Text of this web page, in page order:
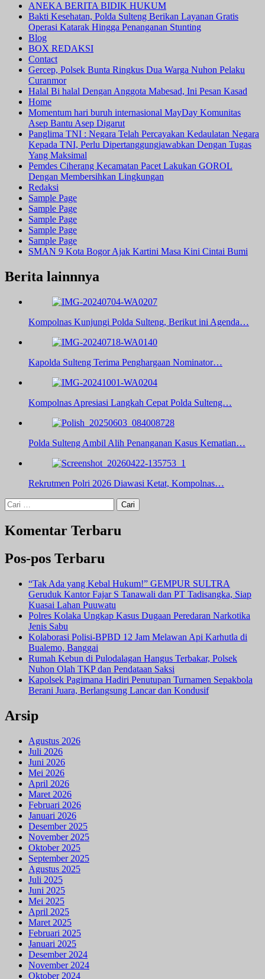
ANEKA BERITA BIDIK HUKUM
Bakti Kesehatan, Polda Sulteng Berikan Layanan Gratis
Operasi Katarak Hingga Penanganan Stunting
Blog
BOX REDAKSI
Contact
Gercep, Polsek Bunta Ringkus Dua Warga Nuhon Pelaku
Curanmor
Halal Bi halal Dengan Anggota Mabesad, Ini Pesan Kasad
Home
Momentum hari buruh internasional MayDay Komunitas
Asep Bantu Asep Digarut
Panglima TNI : Negara Telah Percayakan Kedaulatan Negara
Kepada TNI, Perlu Dipertanggungjawabkan Dengan Tugas
Yang Maksimal
Pemdes Ciherang Kecamatan Pacet Lakukan GOROL
Dengan Membersihkan Lingkungan
Redaksi
Sample Page
Sample Page
Sample Page
Sample Page
Sample Page
SMAN 9 Kota Bogor Ajak Kartini Masa Kini Cintai Bumi
Berita lainnnya
Kompolnas Kunjungi Polda Sulteng, Berikut ini Agenda…
Kapolda Sulteng Terima Penghargaan Nominator…
Kompolnas Apresiasi Langkah Cepat Polda Sulteng…
Polda Sulteng Ambil Alih Penanganan Kasus Kematian…
Rekrutmen Polri 2026 Diawasi Ketat, Kompolnas…
Cari
untuk:
Komentar Terbaru
Pos-pos Terbaru
“Tak Ada yang Kebal Hukum!” GEMPUR SULTRA
Geruduk Kantor Fajar S Tanawali dan PT Tadisangka, Siap
Kuasai Lahan Puuwatu
Polres Kolaka Ungkap Kasus Dugaan Peredaran Narkotika
Jenis Sabu
Kolaborasi Polisi-BPBD 12 Jam Melawan Api Karhutla di
Bualemo, Banggai
Rumah Kebun di Pulodalagan Hangus Terbakar, Polsek
Nuhon Olah TKP dan Pendataan Saksi
Kapolsek Pagimana Hadiri Penutupan Turnamen Sepakbola
Berani Juara, Berlangsung Lancar dan Kondusif
Arsip
Agustus 2026
Juli 2026
Juni 2026
Mei 2026
April 2026
Maret 2026
Februari 2026
Januari 2026
Desember 2025
November 2025
Oktober 2025
September 2025
Agustus 2025
Juli 2025
Juni 2025
Mei 2025
April 2025
Maret 2025
Februari 2025
Januari 2025
Desember 2024
November 2024
Oktober 2024